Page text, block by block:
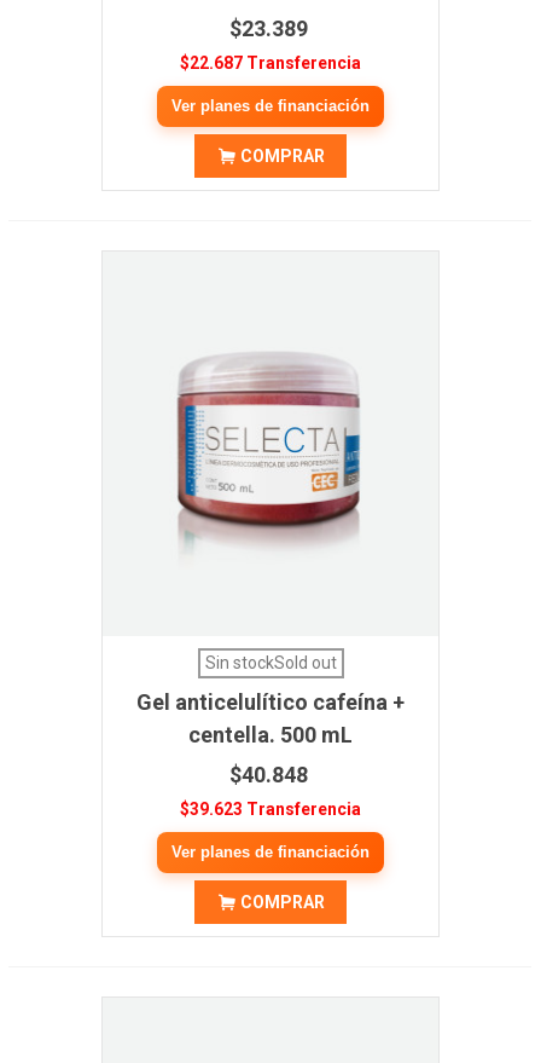
$23.389
$22.687 Transferencia
Ver planes de financiación
COMPRAR
Sin stockSold out
Gel anticelulítico cafeína +
centella. 500 mL
$40.848
$39.623 Transferencia
Ver planes de financiación
COMPRAR